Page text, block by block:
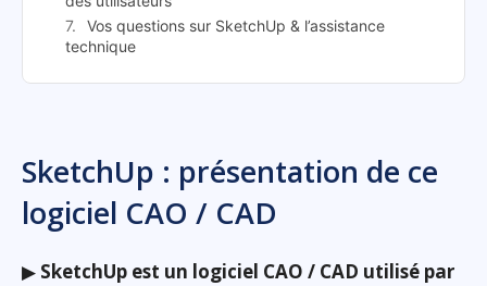
Vos questions sur SketchUp & l’assistance
technique
SketchUp : présentation de ce
logiciel CAO / CAD
▶ SketchUp est un logiciel CAO / CAD utilisé par